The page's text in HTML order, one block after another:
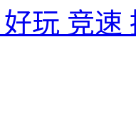
好玩 竞速